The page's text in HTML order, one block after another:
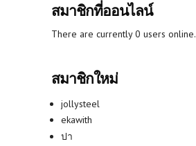
สมาชิกที่ออนไลน์
There are currently 0 users online.
สมาชิกใหม่
jollysteel
ekawith
ปา